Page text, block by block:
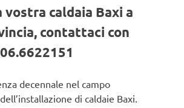
caldaia Baxi a
contattaci con
decennale nel campo
di caldaie Baxi.